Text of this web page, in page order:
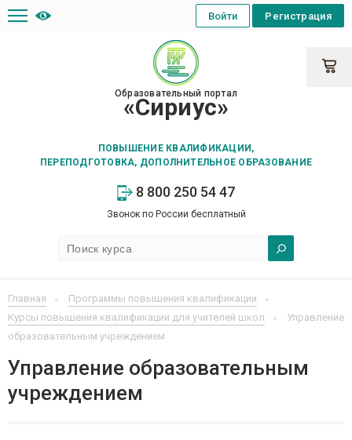
Образовательный портал
«Сириус»
ПОВЫШЕНИЕ КВАЛИФИКАЦИИ,
ПЕРЕПОДГОТОВКА, ДОПОЛНИТЕЛЬНОЕ ОБРАЗОВАНИЕ
8 800 250 54 47
Звонок по России бесплатный
Регистрация
Войти
Главная
Программы повышения квалификации
Курсы повышения квалификации для учителей школ
Управление
образовательным учреждением
Управление образовательным
учреждением